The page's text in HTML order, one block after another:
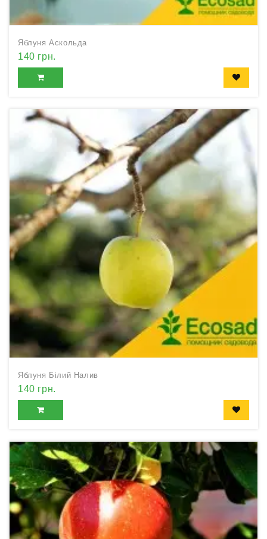
Яблуня Аскольда
140 грн.
Яблуня Білий Налив
140 грн.